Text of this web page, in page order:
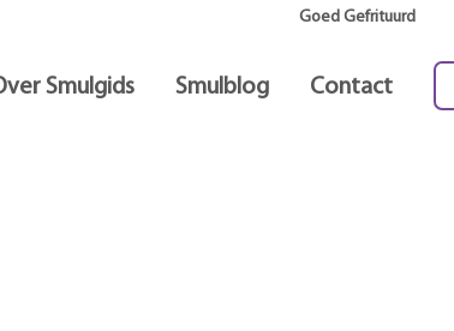
Goed Gefrituurd
Smulgids Smulblog Contact